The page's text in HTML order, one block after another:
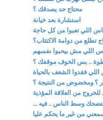
محتاج حد يصدقك ؟
استشارة بعد خيانة
اللي تعبوا من كل حاجة
تطلع من دوامة الاكتئاب؟
اللي مش بيحبوا نفسهم
.. بس الخوف موقفك ؟
فقدوا الشغف بالحياة
؟ ومخضوض من النتيجة ؟
من العلاقة المؤذية
وسط الناس .. فيه ...
من غير ما يحكم عليا